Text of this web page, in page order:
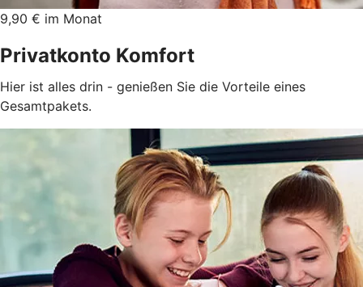
9,90 € im Monat
Privatkonto Komfort
Hier ist alles drin - genießen Sie die Vorteile eines
Gesamtpakets.